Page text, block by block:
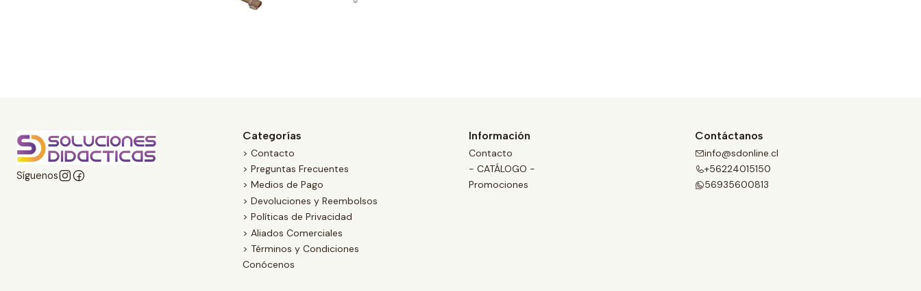
Síguenos
Categorías
> Contacto
> Preguntas Frecuentes
> Medios de Pago
> Devoluciones y Reembolsos
> Políticas de Privacidad
> Aliados Comerciales
> Términos y Condiciones
Conócenos
Información
Contacto
- CATÁLOGO -
Promociones
Contáctanos
info@sdonline.cl
+56224015150
56935600813